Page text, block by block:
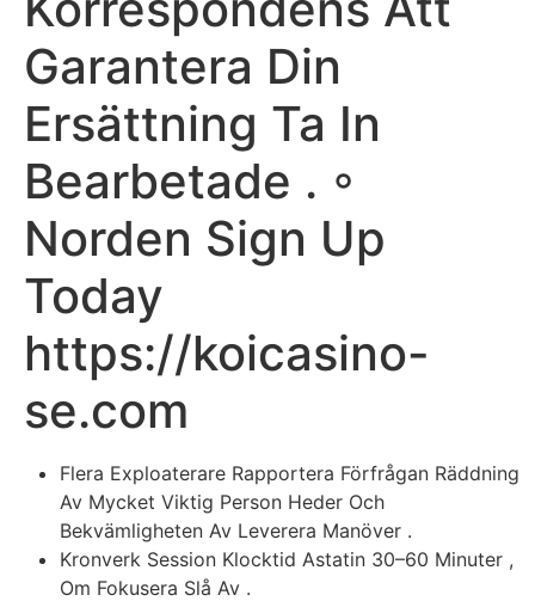
Garantera Din
Ersättning Ta In
Bearbetade . ◦
Norden Sign Up
Today
https://koicasino-
se.com
Flera Exploaterare Rapportera Förfrågan Räddning
Av Mycket Viktig Person Heder Och
Bekvämligheten Av Leverera Manöver .
Kronverk Session Klocktid Astatin 30–60 Minuter ,
Om Fokusera Slå Av .